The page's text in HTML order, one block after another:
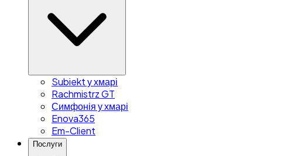
Subiekt у хмарі
Rachmistrz GT
Симфонія у хмарі
Enova365
Em-Client
Послуги